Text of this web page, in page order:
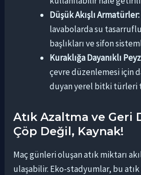
Düşük Akışlı Armatürler:
lavabolarda su
başlıkları ve sifon
Kuraklığa Dayanıklı
çevre düzenlemesi için
duyan yerel bitki türleri
Atık Azaltma ve Geri
Çöp Değil, Kaynak!
Maç günleri oluşan atık miktarı
ulaşabilir. Eko-stadyumlar, bu atık